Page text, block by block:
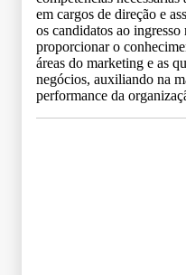
em cargos de direção e
os candidatos ao
proporcionar o
áreas do marketing e as
negócios, auxiliando na
performance da